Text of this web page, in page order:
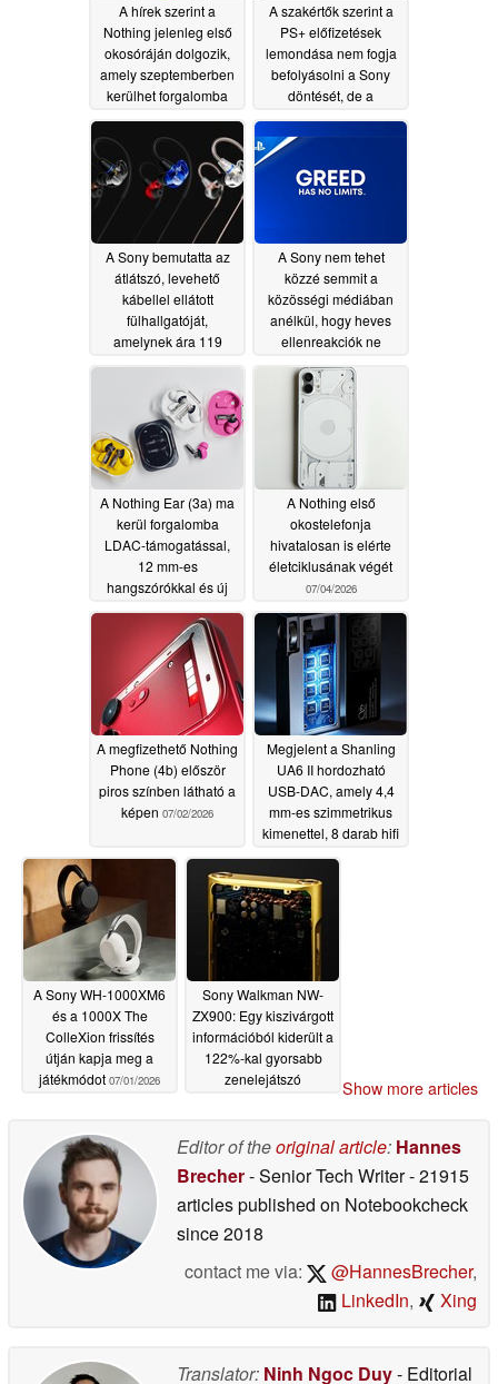
A hírek szerint a
Nothing jelenleg első
okosóráján dolgozik,
amely szeptemberben
kerülhet forgalomba
07/28/2026
A szakértők szerint a
PS+ előfizetések
lemondása nem fogja
befolyásolni a Sony
döntését, de a
vélekednek
A Sony bemutatta az
átlátszó, levehető
kábellel ellátott
fülhallgatóját,
amelynek ára 119
07/10/2026
A Sony nem tehet
közzé semmit a
közösségi médiában
anélkül, hogy heves
ellenreakciók ne
07/08/2026
A Nothing Ear (3a) ma
kerül forgalomba
LDAC-támogatással,
12 mm-es
hangszórókkal és új
07/07/2026
A Nothing első
okostelefonja
hivatalosan is elérte
életciklusának végét
07/04/2026
A megfizethető Nothing
Phone (4b) először
piros színben látható a
képen 07/02/2026
Megjelent a Shanling
UA6 II hordozható
USB-DAC, amely 4,4
mm-es szimmetrikus
kimenettel, 8 darab hifi
DSD Hi-Res Audio
támogatással
rendelkezik
A Sony WH-1000XM6
és a 1000X The
ColleXion frissítés
útján kapja meg a
játékmódot 07/01/2026
Sony Walkman NW-
ZX900: Egy kiszivárgott
információból kiderült a
122%-kal gyorsabb
zenelejátszó
Show more articles
Editor of theoriginal article: Hannes
Brecher- Senior Tech Writer- 21915
articles published on Notebookcheck
since 2018
contact me via:
@HannesBrecher,
LinkedIn, Xing
Translator: Ninh Ngoc Duy- Editorial